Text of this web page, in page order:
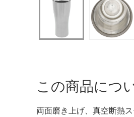
この商品につ
両面磨き上げ、真空断熱